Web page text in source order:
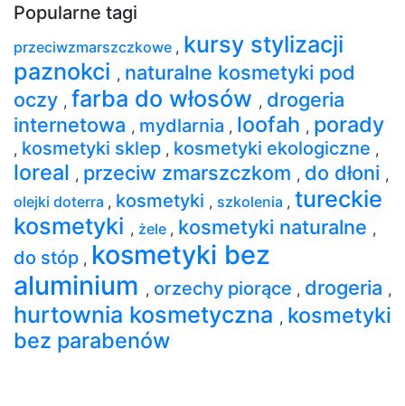
Popularne tagi
przeciwzmarszczkowe , kursy stylizacji
paznokci , naturalne kosmetyki pod
oczy , farba do włosów , drogeria
internetowa , mydlarnia , loofah , porady
, kosmetyki sklep , kosmetyki ekologiczne ,
loreal , przeciw zmarszczkom , do dłoni ,
olejki doterra , kosmetyki , szkolenia , tureckie
kosmetyki , żele , kosmetyki naturalne ,
do stóp , kosmetyki bez
aluminium , orzechy piorące , drogeria ,
hurtownia kosmetyczna , kosmetyki
bez parabenów